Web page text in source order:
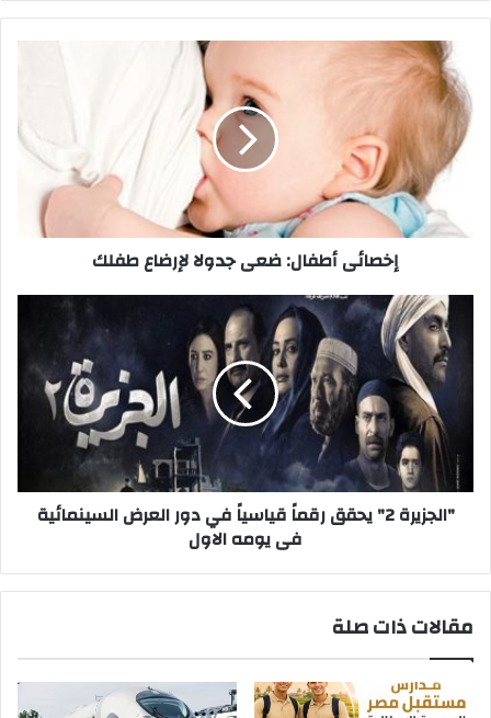
إخصائى
أطفال:
ضعى
جدولا
لإرضاع
طفلك
إخصائى أطفال: ضعى جدولا لإرضاع طفلك
"الجزيرة
يحقق
قياسياً
العرض
السينمائية
فى
"الجزيرة 2" يحقق رقماً قياسياً في دور العرض السينمائية
فى يومه الاول
مقالات ذات صلة